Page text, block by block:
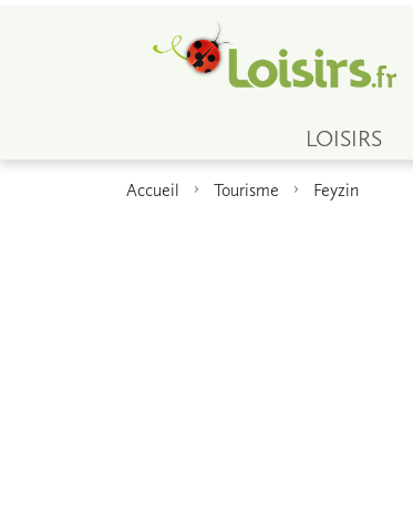
LOISIRS
Accueil Tourisme Feyzin